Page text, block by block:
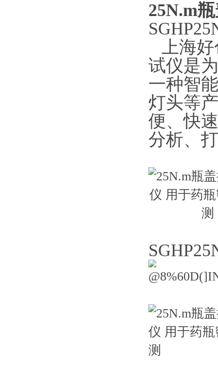
25N.m
上海好
试仪是
一种智能
灯头等
便、快
分析